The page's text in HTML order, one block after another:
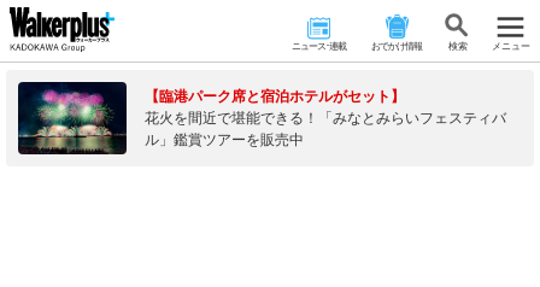
ニュース･連載 おでかけ情報 検 索 メニュー
【臨港パーク席と宿泊ホテルがセット】
花火を間近で堪能できる！「みなとみらいフェスティバ
ル」鑑賞ツアーを販売中